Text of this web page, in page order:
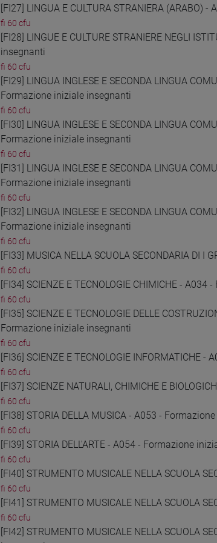
[FI27] LINGUA E CULTURA STRANIERA (ARABO)
fi 60 cfu
[FI28] LINGUE E CULTURE STRANIERE NEGLI
insegnanti
fi 60 cfu
[FI29] LINGUA INGLESE E SECONDA LINGUA
Formazione iniziale insegnanti
fi 60 cfu
[FI30] LINGUA INGLESE E SECONDA LINGUA
Formazione iniziale insegnanti
fi 60 cfu
[FI31] LINGUA INGLESE E SECONDA LINGUA
Formazione iniziale insegnanti
fi 60 cfu
[FI32] LINGUA INGLESE E SECONDA LINGUA
Formazione iniziale insegnanti
fi 60 cfu
[FI33] MUSICA NELLA SCUOLA SECONDARIA DI
fi 60 cfu
[FI34] SCIENZE E TECNOLOGIE CHIMICHE -
fi 60 cfu
[FI35] SCIENZE E TECNOLOGIE DELLE
Formazione iniziale insegnanti
fi 60 cfu
[FI36] SCIENZE E TECNOLOGIE INFORMATICHE
fi 60 cfu
[FI37] SCIENZE NATURALI, CHIMICHE E
fi 60 cfu
[FI38] STORIA DELLA MUSICA - A053 -
fi 60 cfu
[FI39] STORIA DELL'ARTE - A054 - Formazione
fi 60 cfu
[FI40] STRUMENTO MUSICALE NELLA SCUOLA
fi 60 cfu
[FI41] STRUMENTO MUSICALE NELLA SCUOLA
fi 60 cfu
[FI42] STRUMENTO MUSICALE NELLA SCUOLA